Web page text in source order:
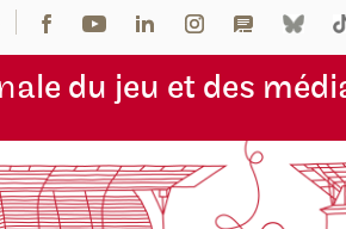
ale du jeu et des